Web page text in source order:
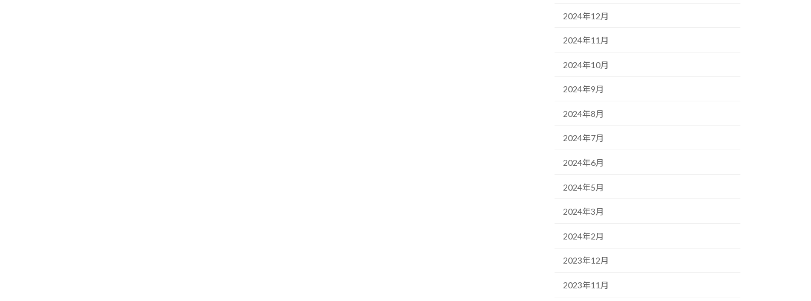
2024年12月
2024年11月
2024年10月
2024年9月
2024年8月
2024年7月
2024年6月
2024年5月
2024年3月
2024年2月
2023年12月
2023年11月